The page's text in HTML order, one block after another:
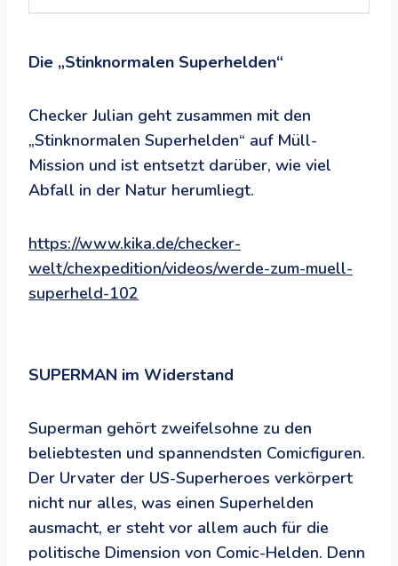
Die „Stinknormalen Superhelden“
Checker Julian geht zusammen mit den
„Stinknormalen Superhelden“ auf Müll-
Mission und ist entsetzt darüber, wie viel
Abfall in der Natur herumliegt.
https://www.kika.de/checker-
welt/chexpedition/videos/werde-zum-muell-
superheld-102
SUPERMAN im Widerstand
Superman gehört zweifelsohne zu den
beliebtesten und spannendsten Comicfiguren.
Der Urvater der US-Superheroes verkörpert
nicht nur alles, was einen Superhelden
ausmacht, er steht vor allem auch für die
politische Dimension von Comic-Helden. Denn